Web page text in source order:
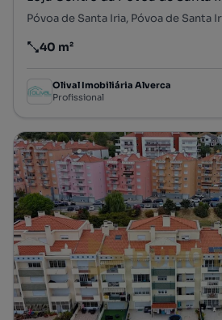
Preço por metro quadrado
40 m²
Olival Imobiliária Alverca
Profissional